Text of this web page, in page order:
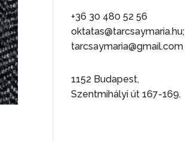
+36 30 480 52 56
oktatas@tarcsaymaria.hu;
tarcsaymaria@gmail.com
1152 Budapest,
Szentmihályi út 167-169.